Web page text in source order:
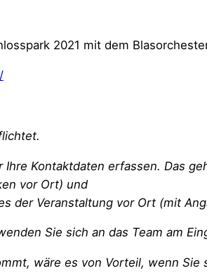
2021 mit dem
Ihre Kontaktdaten erfassen. Das
vor Ort) und
der Veranstaltung vor Ort (mit
Sie sich an das Team am
wäre es von Vorteil, wenn Sie